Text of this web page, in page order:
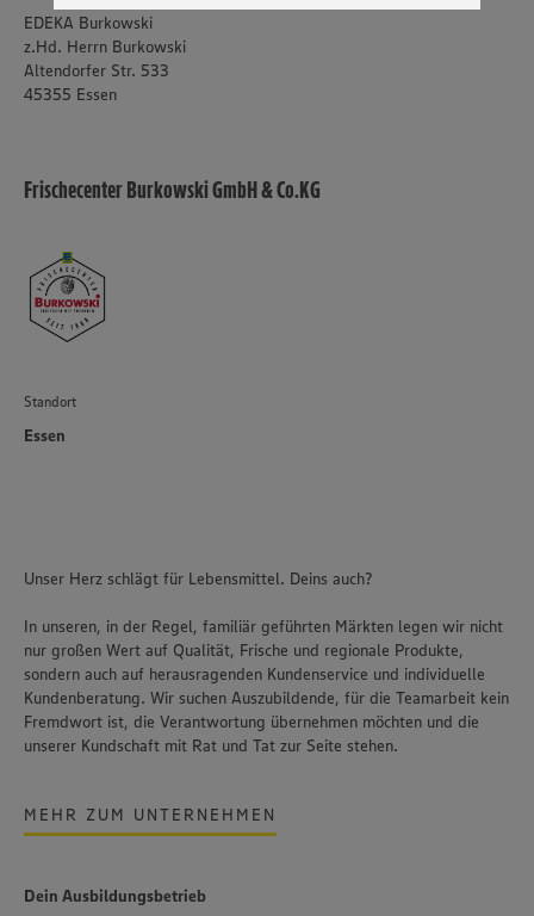
genannten Dienste Ihre Daten verarbeiten. Weitere
Informationen zur Nutzung der Dienste finden Sie in
unseren Datenschutzhinweisen sowie in unserer Cookie
Policy unter den Stichworten „YouTube” und „Vimeo”.
EDEKA Burkowski
z.Hd. Herrn Burkowski
Altendorfer Str. 533
45355 Essen
Frischecenter Burkowski GmbH & Co.KG
Standort
Essen
Unser Herz schlägt für Lebensmittel. Deins auch?
In unseren, in der Regel, familiär geführten Märkten legen wir nicht
nur großen Wert auf Qualität, Frische und regionale Produkte,
sondern auch auf herausragenden Kundenservice und individuelle
Kundenberatung. Wir suchen Auszubildende, für die Teamarbeit kein
Fremdwort ist, die Verantwortung übernehmen möchten und die
unserer Kundschaft mit Rat und Tat zur Seite stehen.
MEHR ZUM UNTERNEHMEN
Dein Ausbildungsbetrieb